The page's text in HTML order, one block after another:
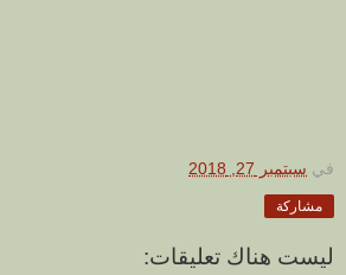
في سبتمبر 27, 2018
مشاركة
ليست هناك تعليقات: